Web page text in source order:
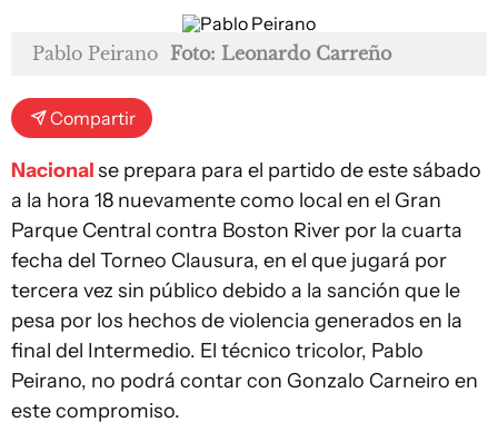
Pablo Peirano Foto: Leonardo Carreño
Compartir
Nacionalse prepara para el partido de este sábado
a la hora 18 nuevamente como local en el Gran
Parque Central contra Boston River por la cuarta
fecha del Torneo Clausura, en el que jugará por
tercera vez sin público debido a la sanción que le
pesa por los hechos de violencia generados en la
final del Intermedio. El técnico tricolor, Pablo
Peirano, no podrá contar con Gonzalo Carneiro en
este compromiso.